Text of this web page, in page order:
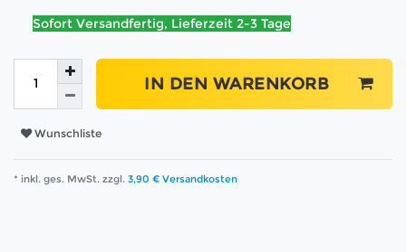
Sofort Versandfertig, Lieferzeit 2-3 Tage
IN DEN WARENKORB
Wunschliste
* inkl. ges. MwSt. zzgl. 3,90 € Versandkosten